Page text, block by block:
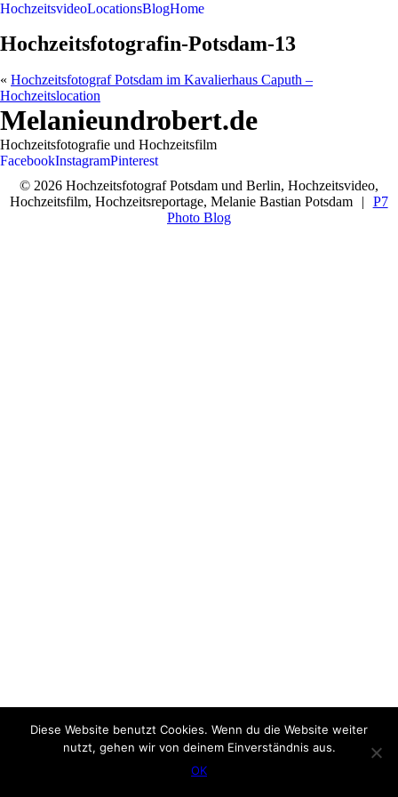
HochzeitsvideoLocationsBlogHome
Hochzeitsfotografin-Potsdam-13
« Hochzeitsfotograf Potsdam im Kavalierhaus Caputh –
Hochzeitslocation
Melanieundrobert.de
Hochzeitsfotografie und Hochzeitsfilm
FacebookInstagramPinterest
© 2026 Hochzeitsfotograf Potsdam und Berlin, Hochzeitsvideo,
Hochzeitsfilm, Hochzeitsreportage, Melanie Bastian Potsdam
|
P7
Photo Blog
Diese Website benutzt Cookies. Wenn du die Website weiter
nutzt, gehen wir von deinem Einverständnis aus.
OK